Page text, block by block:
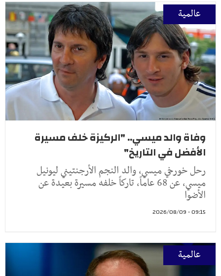
عالمية
وفاة والد ميسي.. "الركيزة خلف مسيرة
الأفضل في التاريخ"
رحل خورخي ميسي، والد النجم الأرجنتيني ليونيل
ميسي، عن 68 عاماً، تاركاً خلفه مسيرة بعيدة عن
الأضوا
09:15 - 2026/08/09
عالمية